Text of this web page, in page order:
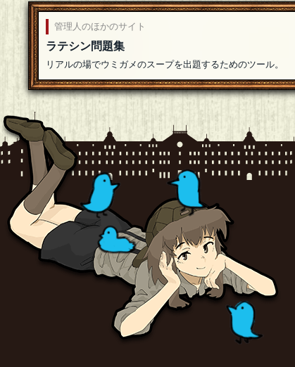
管理人のほかのサイト
ラテシン問題集
リアルの場でウミガメのスープを出題するためのツール。